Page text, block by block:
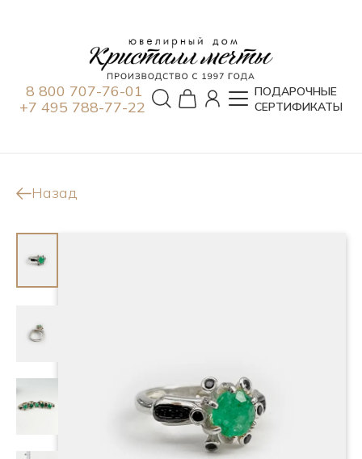
8 800 707-76-01
+7 495 788-77-22
ПОДАРОЧНЫЕ
СЕРТИФИКАТЫ
Назад